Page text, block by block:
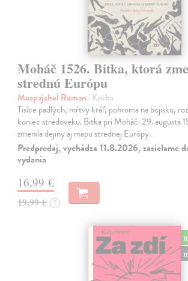
Moháč 1526. Bitka, ktorá
strednú Európu
Mocpajchel Roman | Kniha
Tisíce padlých, mŕtvy kráľ, pohroma na bojisku,
koniec stredoveku. Bitka pri Moháči 29. augusta
zmenila dejiny aj mapu strednej Európy.
Predpredaj, vychádza 11.8.2026, zasielame
vydania
16,99 €
19,99 € ?